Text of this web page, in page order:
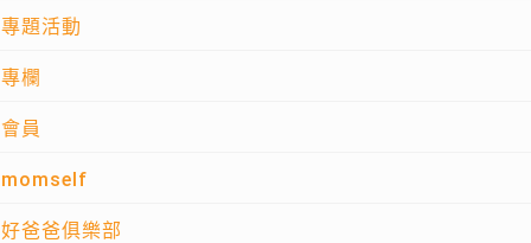
專題活動
專欄
會員
momself
好爸爸俱樂部